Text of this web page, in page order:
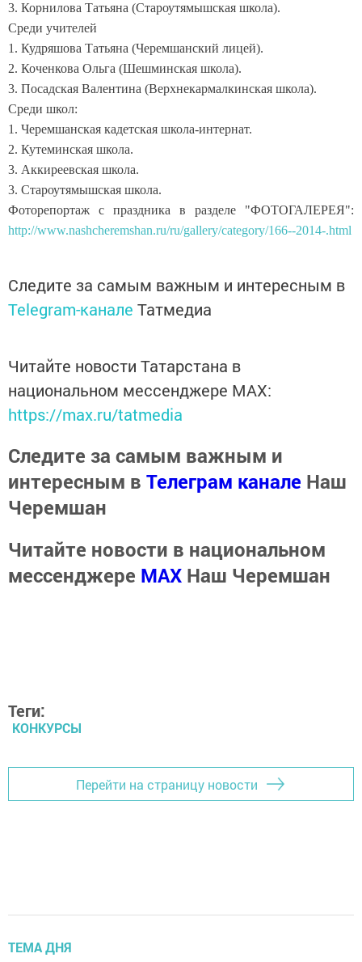
3. Корнилова Татьяна (Староутямышская школа).
Среди учителей
1. Кудряшова Татьяна (Черемшанский лицей).
2. Коченкова Ольга (Шешминская школа).
3. Посадская Валентина (Верхнекармалкинская школа).
Среди школ:
1. Черемшанская кадетская школа-интернат.
2. Кутеминская школа.
3. Аккиреевская школа.
3. Староутямышская школа.
Фоторепортаж с праздника в разделе "ФОТОГАЛЕРЕЯ":
http://www.nashcheremshan.ru/ru/gallery/category/166--2014-.html
Следите за самым важным и интересным в
Telegram-канале Татмедиа
Читайте новости Татарстана в
национальном мессенджере MАХ:
https://max.ru/tatmedia
Следите за самым важным и
интересным в Телеграм канале Наш
Черемшан
Читайте новости в национальном
мессенджере MАХ Наш Черемшан
Теги:
КОНКУРСЫ
Перейти на страницу новости
ТЕМА ДНЯ